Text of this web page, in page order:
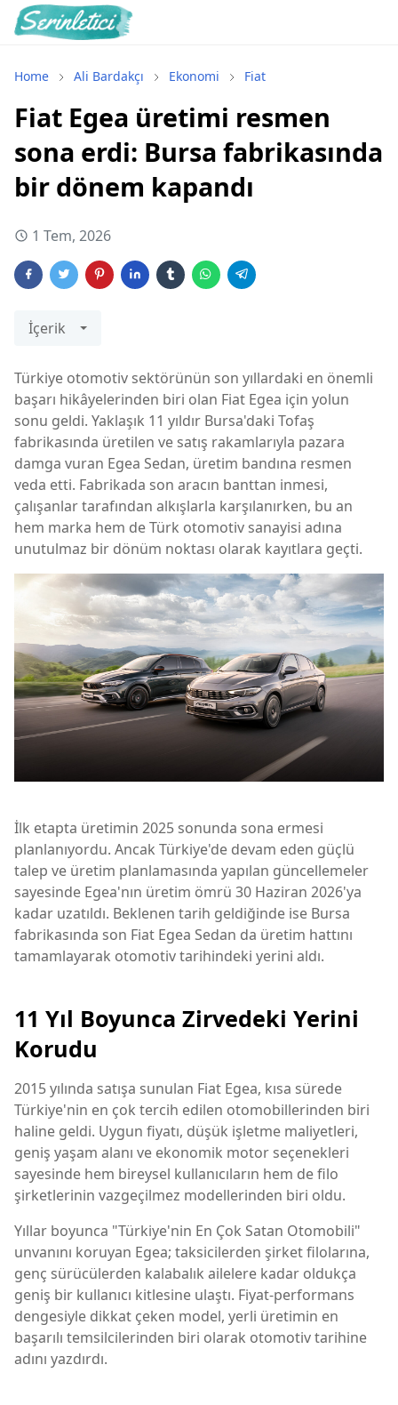
Home Ali Bardakçı Ekonomi Fiat
Fiat Egea üretimi resmen
sona erdi: Bursa fabrikasında
bir dönem kapandı
1 Tem, 2026
İçerik
Türkiye otomotiv sektörünün son yıllardaki en önemli
başarı hikâyelerinden biri olan Fiat Egea için yolun
sonu geldi. Yaklaşık 11 yıldır Bursa'daki Tofaş
fabrikasında üretilen ve satış rakamlarıyla pazara
damga vuran Egea Sedan, üretim bandına resmen
veda etti. Fabrikada son aracın banttan inmesi,
çalışanlar tarafından alkışlarla karşılanırken, bu an
hem marka hem de Türk otomotiv sanayisi adına
unutulmaz bir dönüm noktası olarak kayıtlara geçti.
İlk etapta üretimin 2025 sonunda sona ermesi
planlanıyordu. Ancak Türkiye'de devam eden güçlü
talep ve üretim planlamasında yapılan güncellemeler
sayesinde Egea'nın üretim ömrü 30 Haziran 2026'ya
kadar uzatıldı. Beklenen tarih geldiğinde ise Bursa
fabrikasında son Fiat Egea Sedan da üretim hattını
tamamlayarak otomotiv tarihindeki yerini aldı.
11 Yıl Boyunca Zirvedeki Yerini
Korudu
2015 yılında satışa sunulan Fiat Egea, kısa sürede
Türkiye'nin en çok tercih edilen otomobillerinden biri
haline geldi. Uygun fiyatı, düşük işletme maliyetleri,
geniş yaşam alanı ve ekonomik motor seçenekleri
sayesinde hem bireysel kullanıcıların hem de filo
şirketlerinin vazgeçilmez modellerinden biri oldu.
Yıllar boyunca "Türkiye'nin En Çok Satan Otomobili"
unvanını koruyan Egea; taksicilerden şirket filolarına,
genç sürücülerden kalabalık ailelere kadar oldukça
geniş bir kullanıcı kitlesine ulaştı. Fiyat-performans
dengesiyle dikkat çeken model, yerli üretimin en
başarılı temsilcilerinden biri olarak otomotiv tarihine
adını yazdırdı.